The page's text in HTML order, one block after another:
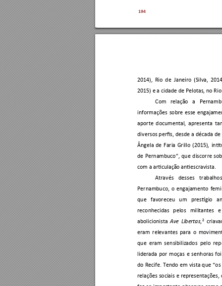
194
2014), Rio de Janeiro (Silva,
2015) e a cidade de Pelotas, no
Com
relação a
informações sobre esse
aporte documental, apresenta t
diversos perfis, desde a década de
Ângela de Faria Grillo (2015),
de Pernambuco”, que discorre sob
com a articulação antiescravista.
Através
desses t
Pernambuco, o engajamento
que favoreceu um prestígio
reconhecidas pelos militantes
abolicionista Ave Libertas, 2
eram relevantes para o
que eram sensibilizados pelo
liderada por moças e senhoras
do Recife. Tendo em vista que “os
relações sociais e